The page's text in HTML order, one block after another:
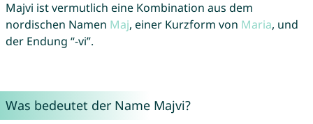
Majvi ist vermutlich eine Kombination aus dem
nordischen Namen Maj, einer Kurzform von Maria, und
der Endung “-vi”.
Was bedeutet der Name Majvi?